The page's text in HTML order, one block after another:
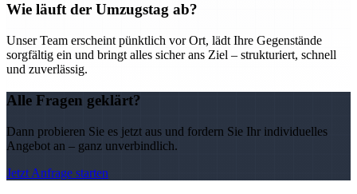
Wie läuft der Umzugstag ab?
Unser Team erscheint pünktlich vor Ort, lädt Ihre Gegenstände
sorgfältig ein und bringt alles sicher ans Ziel – strukturiert, schnell
und zuverlässig.
Alle Fragen geklärt?
Dann probieren Sie es jetzt aus und fordern Sie Ihr individuelles
Angebot an – ganz unverbindlich.
Jetzt Anfrage starten